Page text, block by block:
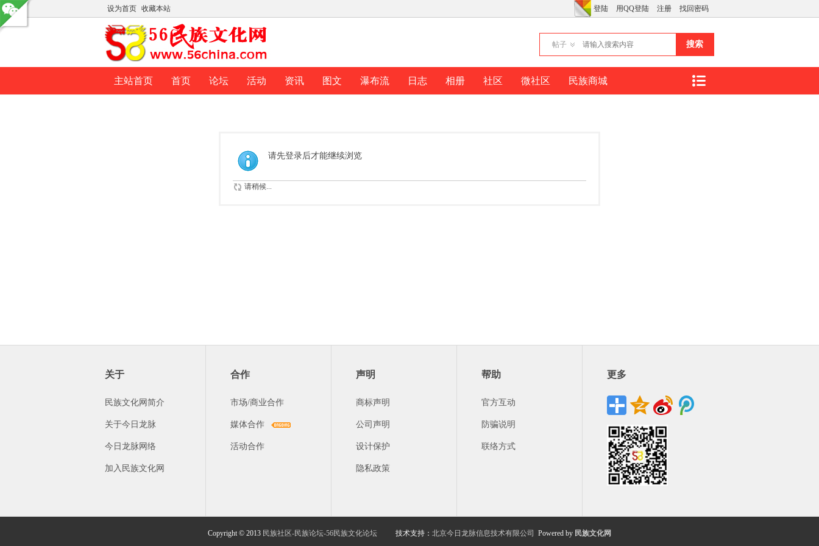
设为首页 收藏本站 登陆 用QQ登陆 注册 找回密码
帖子 搜索
主站首页 首页 论坛 活动 资讯 图文 瀑布流 日志 相册 社区 微社区 民族商城
请先登录后才能继续浏览
请稍候...
关于
民族文化网简介
关于今日龙脉
今日龙脉网络
加入民族文化网
合作
市场/商业合作
媒体合作
活动合作
声明
商标声明
公司声明
设计保护
隐私政策
帮助
官方互动
防骗说明
联络方式
更多
Copyright © 2013 民族社区-民族论坛-56民族文化论坛 技术支持： 北京今日龙脉信息技术有限公司 Powered by 民族文化网